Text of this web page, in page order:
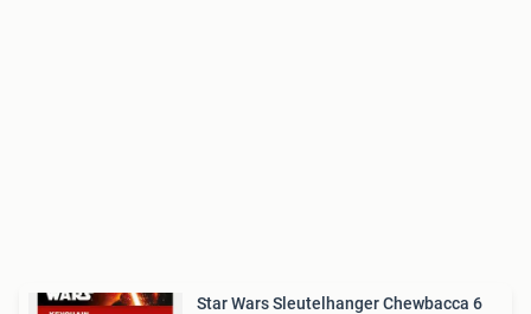
Star Wars Sleutelhanger Chewbacca 6